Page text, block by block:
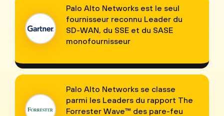
Palo Alto Networks est le seul
fournisseur reconnu Leader du
SD-WAN, du SSE et du SASE
monofournisseur
Palo Alto Networks se classe
parmi les Leaders du rapport The
Forrester Wave™ des pare-feu